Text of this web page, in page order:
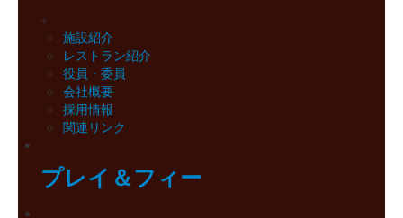
+
施設紹介
レストラン紹介
役員・委員
会社概要
採用情報
関連リンク
プレイ＆フィー